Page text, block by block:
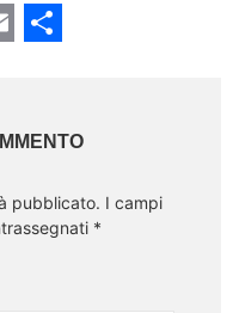
pubblicato. I campi
*